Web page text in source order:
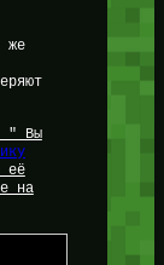
же
" Вы
её
на